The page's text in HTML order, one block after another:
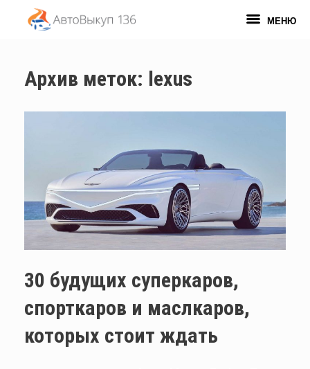
содержанию
МЕНЮ
Архив меток: lexus
30 будущих суперкаров,
спорткаров и маслкаров,
которых стоит ждать